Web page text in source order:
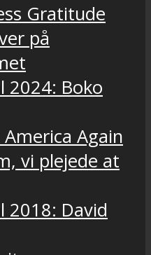
Gratitude
på
2024: Boko
Again
vi plejede at
2018: David